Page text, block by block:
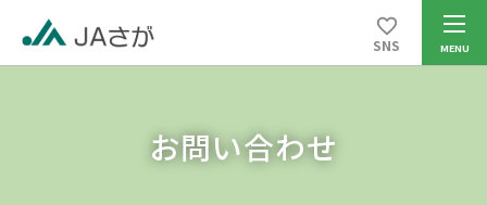
SNS
お問い合わせ